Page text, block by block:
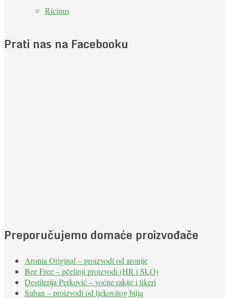
Ricinus
Prati nas na Facebooku
Preporučujemo domaće proizvođače
Aronia Original – proizvodi od aronije
Bee Free – pčelinji proizvodi (HR i SLO)
Destilerija Perković – voćne rakije i likeri
Suban – proizvodi od ljekovitog bilja